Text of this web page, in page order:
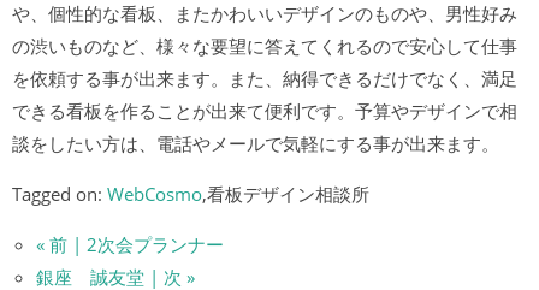
や、個性的な看板、またかわいいデザインのものや、男性好み
の渋いものなど、様々な要望に答えてくれるので安心して仕事
を依頼する事が出来ます。また、納得できるだけでなく、満足
できる看板を作ることが出来て便利です。予算やデザインで相
談をしたい方は、電話やメールで気軽にする事が出来ます。
Tagged on: WebCosmo,看板デザイン相談所
« 前 | 2次会プランナー
銀座 誠友堂 | 次 »